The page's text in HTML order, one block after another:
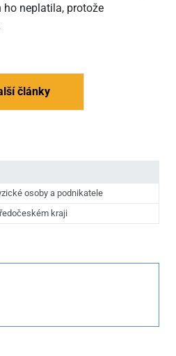
ho neplatila, protože
články
osoby a podnikatele
kraji